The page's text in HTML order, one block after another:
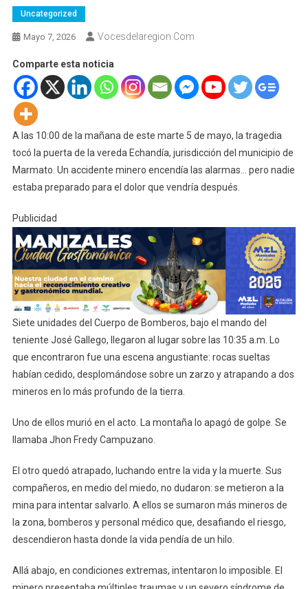
Uncategorized
Mayo 7, 2026 Vocesdelaregion.com
Comparte esta noticia
A las 10:00 de la mañana de este marte 5 de mayo, la tragedia
tocó la puerta de la vereda Echandía, jurisdicción del municipio de
Marmato. Un accidente minero encendía las alarmas… pero nadie
estaba preparado para el dolor que vendría después.
Publicidad
Siete unidades del Cuerpo de Bomberos, bajo el mando del
teniente José Gallego, llegaron al lugar sobre las 10:35 a.m. Lo
que encontraron fue una escena angustiante: rocas sueltas
habían cedido, desplomándose sobre un zarzo y atrapando a dos
mineros en lo más profundo de la tierra.
Uno de ellos murió en el acto. La montaña lo apagó de golpe. Se
llamaba Jhon Fredy Campuzano.
El otro quedó atrapado, luchando entre la vida y la muerte. Sus
compañeros, en medio del miedo, no dudaron: se metieron a la
mina para intentar salvarlo. A ellos se sumaron más mineros de
la zona, bomberos y personal médico que, desafiando el riesgo,
descendieron hasta donde la vida pendía de un hilo.
Allá abajo, en condiciones extremas, intentaron lo imposible. El